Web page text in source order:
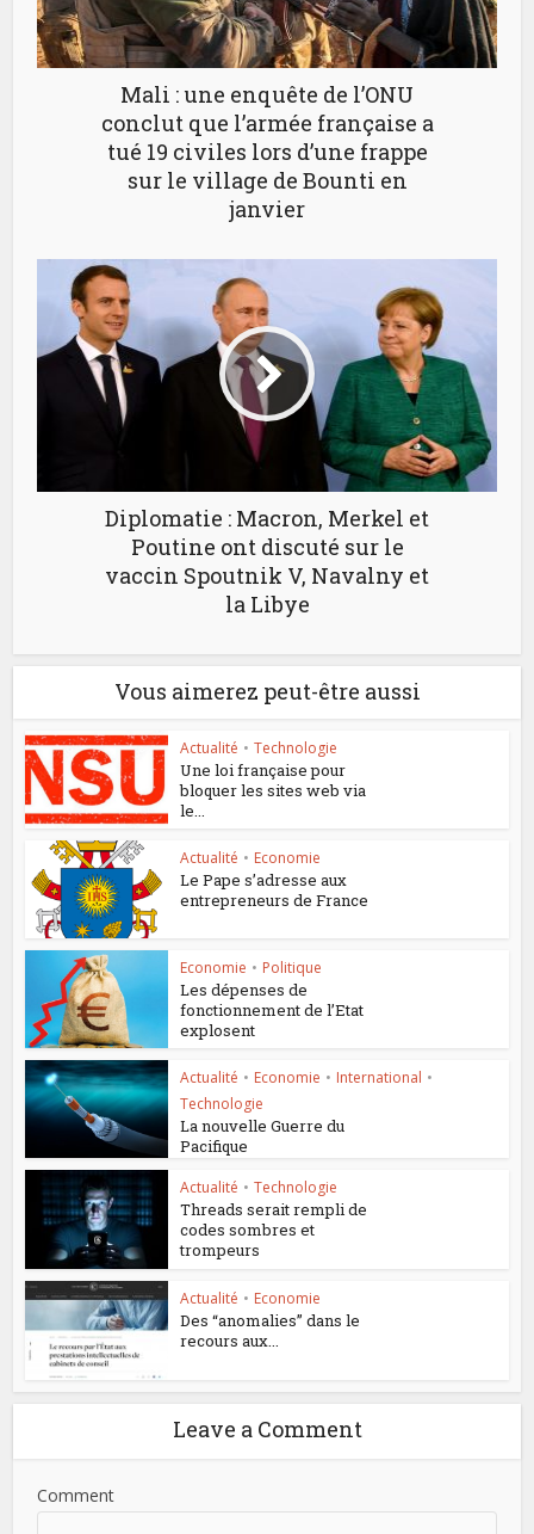
Mali : une enquête de l’ONU
conclut que l’armée française a
tué 19 civiles lors d’une frappe
sur le village de Bounti en
janvier
Diplomatie : Macron, Merkel et
Poutine ont discuté sur le
vaccin Spoutnik V, Navalny et
la Libye
Vous aimerez peut-être aussi
Actualité • Technologie
Une loi française pour
bloquer les sites web via
le...
Actualité • Economie
Le Pape s’adresse aux
entrepreneurs de France
Economie • Politique
Les dépenses de
fonctionnement de l’Etat
explosent
Actualité • Economie • International •
Technologie
La nouvelle Guerre du
Pacifique
Actualité • Technologie
Threads serait rempli de
codes sombres et
trompeurs
Actualité • Economie
Des “anomalies” dans le
recours aux...
Leave a Comment
Comment